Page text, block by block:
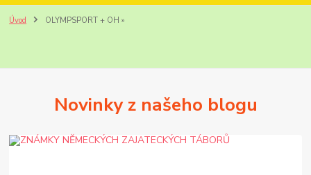
Úvod OLYMPSPORT + OH »
Novinky z našeho blogu